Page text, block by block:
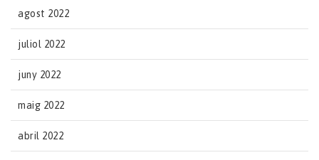
agost 2022
juliol 2022
juny 2022
maig 2022
abril 2022